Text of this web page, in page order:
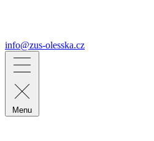
info@zus-olesska.cz
Menu